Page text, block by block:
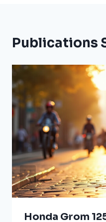
Publications
Honda Grom